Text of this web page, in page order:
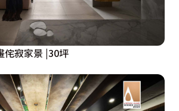
侘寂家景 |30坪